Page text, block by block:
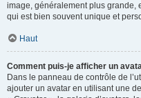
image, généralement plus grande,
qui est bien souvent unique et
Haut
Comment puis-je afficher un
Dans le panneau de contrôle de
ajouter un avatar en utilisant une